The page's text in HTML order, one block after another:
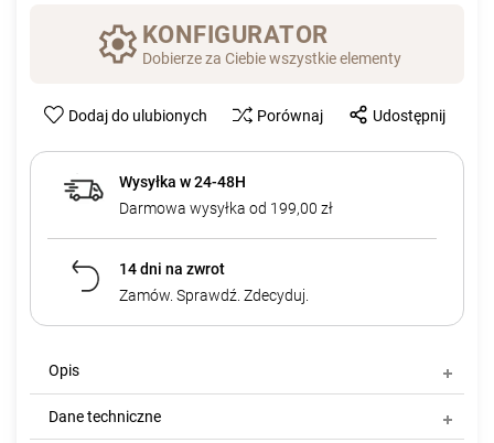
KONFIGURATOR
Dobierze za Ciebie wszystkie elementy
Dodaj do ulubionych Porównaj Udostępnij
Wysyłka w 24-48H
Darmowa wysyłka od 199,00 zł
14 dni na zwrot
Zamów. Sprawdź. Zdecyduj.
Opis
Dane techniczne